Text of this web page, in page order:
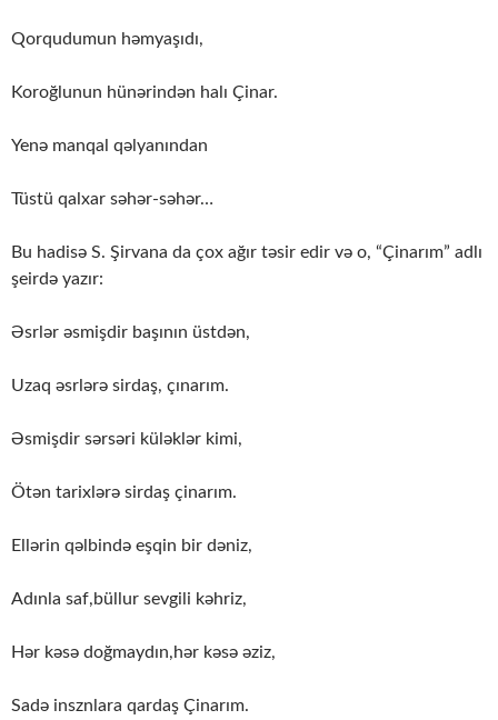
Qorqudumun həmyaşıdı,
Koroğlunun hünərindən halı Çinar.
Yenə manqal qəlyanından
Tüstü qalxar səhər-səhər…
Bu hadisə S. Şirvana da çox ağır təsir edir və o, “Çinarım” adlı
şeirdə yazır:
Əsrlər əsmişdir başının üstdən,
Uzaq əsrlərə sirdaş, çınarım.
Əsmişdir sərsəri küləklər kimi,
Ötən tarixlərə sirdaş çinarım.
Ellərin qəlbində eşqin bir dəniz,
Adınla saf,büllur sevgili kəhriz,
Hər kəsə doğmaydın,hər kəsə əziz,
Sadə insznlara qardaş Çinarım.